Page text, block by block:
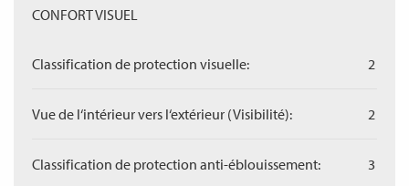
CONFORT VISUEL
Classification de protection visuelle: 2
Vue de l‘intérieur vers l‘extérieur (Visibilité): 2
Classification de protection anti-éblouissement: 3